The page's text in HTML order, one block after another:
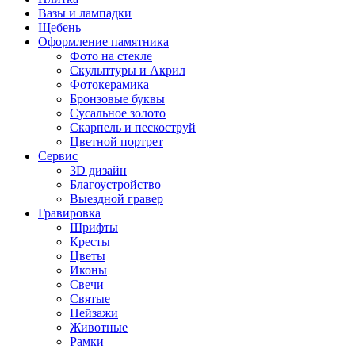
Вазы и лампадки
Щебень
Оформление памятника
Фото на стекле
Скульптуры и Акрил
Фотокерамика
Бронзовые буквы
Сусальное золото
Скарпель и пескоструй
Цветной портрет
Сервис
3D дизайн
Благоустройство
Выездной гравер
Гравировка
Шрифты
Кресты
Цветы
Иконы
Свечи
Святые
Пейзажи
Животные
Рамки